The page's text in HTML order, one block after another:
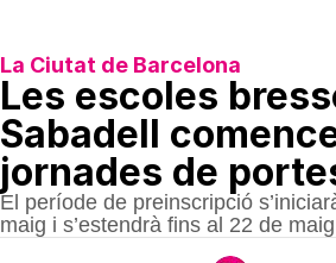
La Ciutat de Barcelona
Les escoles
Sabadell
jornades de
El període de preinscripció
maig i s’estendrà fins al 22 de